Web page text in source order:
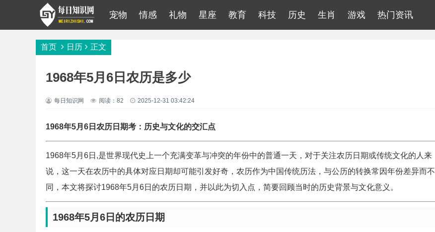
宠物 情感 礼物 星座 教育 科技 历史 生肖 游戏 热门资讯
首页 日历 正文
1968年5月6日农历是多少
每日知识网 阅读：82 2025-12-31 03:42:24
1968年5月6日农历日期考：历史与文化的交汇点
1968年5月6日,是世界现代史上一个充满变革与冲突的年份中的普通一天，对于关注农历日期或传统文化的人来
说，这一天在农历中的具体对应日期却可能引发好奇，农历作为中国传统历法，与公历的转换常因年份差异而不
同，本文将探讨1968年5月6日的农历日期，并以此为切入点，简要回顾当时的历史背景与文化意义。
1968年5月6日的农历日期